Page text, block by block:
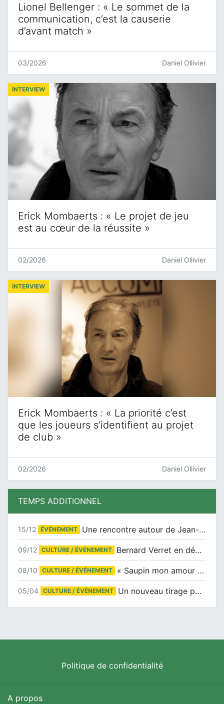
Lionel Bellenger : « Le sommet de la
communication, c’est la causerie
d’avant match »
03/2026 Daniel Ollivier
Erick Mombaerts : « Le projet de jeu
est au cœur de la réussite »
INTERVIEW
02/2026 Daniel Ollivier
Erick Mombaerts : « La priorité c’est
que les joueurs s’identifient au projet
de club »
INTERVIEW
02/2026 Daniel Ollivier
TEMPS ADDITIONNEL
15/12 ÉVÉNEMENT Une rencontre autour de Jean-Claude Suaudeau
09/12 CULTURE / ÉVÉNEMENT Bernard Verret en dédicaces le samedi 13 décembre à l’Espace Culturel Atlantis
08/10 CULTURE / ÉVÉNEMENT « Saupin mon amour » au salon du livre de Trentemoult
05/04 CULTURE / ÉVÉNEMENT Un nouveau tirage pour le Docu-BD
Politique de confidentialité
A propos